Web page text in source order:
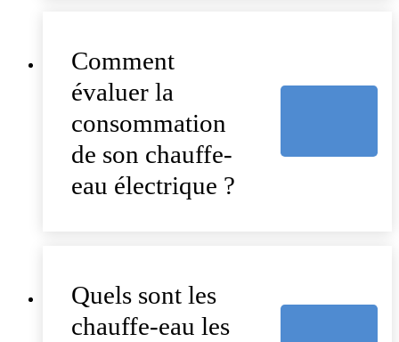
Comment
évaluer la
consommation
de son chauffe-
eau électrique ?
Quels sont les
chauffe-eau les